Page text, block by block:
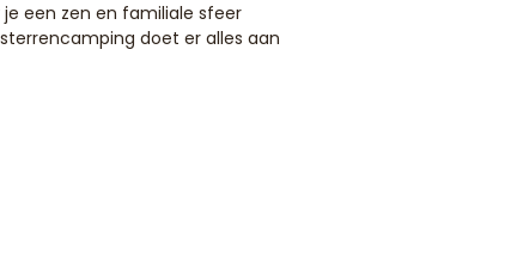
een zen en familiale sfeer
doet er alles aan